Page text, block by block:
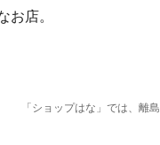
お店。
「ショップはな」では、離